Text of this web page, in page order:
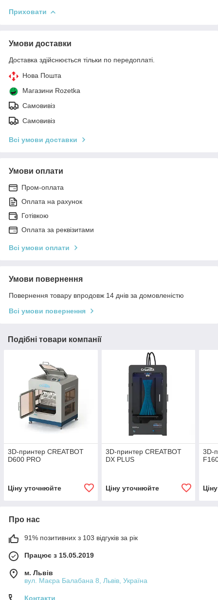
Приховати
Умови доставки
Доставка здійснюється тільки по передоплаті.
Нова Пошта
Магазини Rozetka
Самовивіз
Самовивіз
Всі умови доставки
Умови оплати
Пром-оплата
Оплата на рахунок
Готівкою
Оплата за реквізитами
Всі умови оплати
Умови повернення
Повернення товару впродовж 14 днів за домовленістю
Всі умови повернення
Подібні товари компанії
3D-принтер CREATBOT
D600 PRO
Ціну уточнюйте
3D-принтер CREATBOT
DX PLUS
Ціну уточнюйте
3D-
Про нас
91% позитивних з 103 відгуків за рік
Працює з 15.05.2019
м. Львів
вул. Маєра Балабана 8, Львів, Україна
Контакти